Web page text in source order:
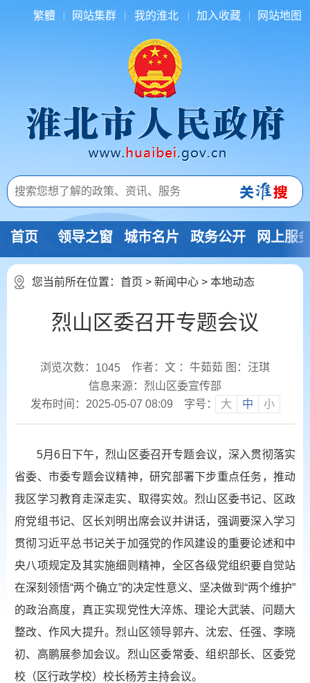
繁體 网站集群 我的淮北 加入收藏 网站地图
首页 领导之窗 城市名片 政务公开 网上服
您当前所在位置： 首页 > 新闻中心 > 本地动态
烈山区委召开专题会议
浏览次数： 1045
作者：文 ：牛茹茹 图：汪琪
信息来源：烈山区委宣传部
发布时间：2025-05-07 08:09
字号： 大 中 小
5月6日下午，烈山区委召开专题会议，深入贯彻落实
省委、市委专题会议精神，研究部署下步重点任务，推动
我区学习教育走深走实、取得实效。烈山区委书记、区政
府党组书记、区长刘明出席会议并讲话，强调要深入学习
贯彻习近平总书记关于加强党的作风建设的重要论述和中
央八项规定及其实施细则精神，全区各级党组织要自觉站
在深刻领悟“两个确立”的决定性意义、坚决做到“两个维护”
的政治高度，真正实现党性大淬炼、理论大武装、问题大
整改、作风大提升。烈山区领导郭卉、沈宏、任强、李晓
初、高鹏展参加会议。烈山区委常委、组织部长、区委党
校（区行政学校）校长杨芳主持会议。